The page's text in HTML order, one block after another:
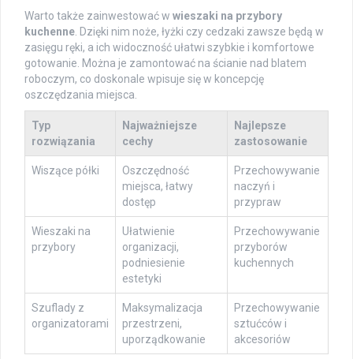
Warto także zainwestować w wieszaki na przybory
kuchenne. Dzięki nim noże, łyżki czy cedzaki zawsze będą w
zasięgu ręki, a ich widoczność ułatwi szybkie i komfortowe
gotowanie. Można je zamontować na ścianie nad blatem
roboczym, co doskonale wpisuje się w koncepcję
oszczędzania miejsca.
Typ
rozwiązania
Najważniejsze
cechy
Najlepsze
zastosowanie
Wiszące półki
Oszczędność
miejsca, łatwy
dostęp
Przechowywanie
naczyń i
przypraw
Wieszaki na
przybory
Ułatwienie
organizacji,
podniesienie
estetyki
Przechowywanie
przyborów
kuchennych
Szuflady z
organizatorami
Maksymalizacja
przestrzeni,
uporządkowanie
Przechowywanie
sztućców i
akcesoriów